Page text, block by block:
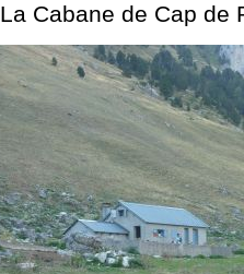
La Cabane de Cap de